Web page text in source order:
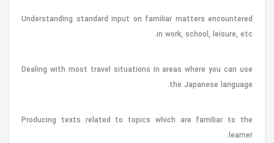
Understanding standard input on familiar matters encountered
in work, school, leisure, etc.
Dealing with most travel situations in areas where you can use
the Japanese language.
Producing texts related to topics which are familiar to the
learner.